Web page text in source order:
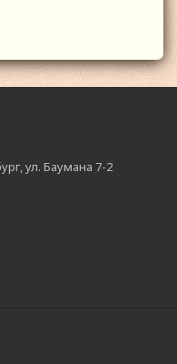
ул. Баумана 7-2